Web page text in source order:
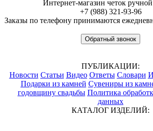
Интернет-магазин четок
+7 (988) 321-93-96
Заказы по телефону принимаются
Обратный звонок
ПУБЛИКАЦИИ:
Новости Статьи Видео Ответы Словари
Подарки из камней Сувениры из
годовщину свадьбы Политика
данных
КАТАЛОГ ИЗДЕЛИЙ: